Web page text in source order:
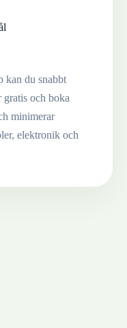
kan du snabbt
och boka
minimerar
elektronik och